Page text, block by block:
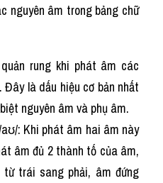
nguyên âm trong bảng chữ
rung khi phát âm các
Đây là dấu hiệu cơ bản nhất
nguyên âm và phụ âm.
: Khi phát âm hai âm này
âm đủ 2 thành tố của âm,
từ trái sang phải, âm đứng